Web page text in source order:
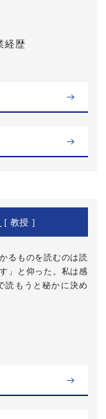
経歴
[ 教授 ]
るものを読むのは読
」と仰った。私は感
読もうと秘かに決め